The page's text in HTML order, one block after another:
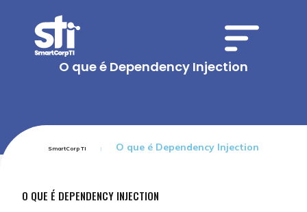
O que é Dependency Injection
SmartCorp TI O que é Dependency Injection
O QUE É DEPENDENCY INJECTION